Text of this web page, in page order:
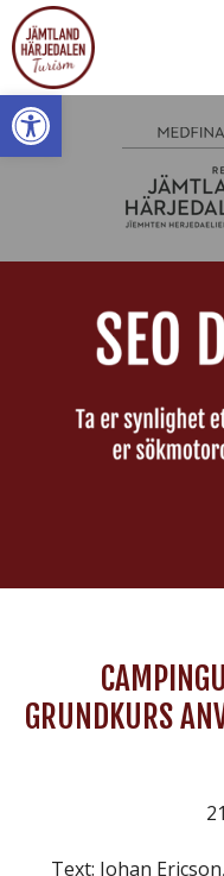
Open toolbar
GRUNDKURS
Text: Johan